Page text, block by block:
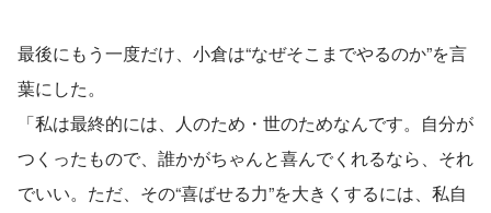
最後にもう一度だけ、小倉は“なぜそこまでやるのか”を言
葉にした。
「私は最終的には、人のため・世のためなんです。自分が
つくったもので、誰かがちゃんと喜んでくれるなら、それ
でいい。ただ、その“喜ばせる力”を大きくするには、私自